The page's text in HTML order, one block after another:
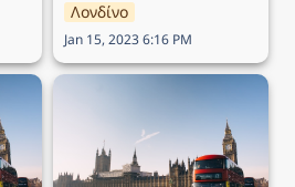
Λονδίνο
Jan 15, 2023 6:16 PM
Ταξίδι στο Λονδίνο → 5
ημέρες από 215€,
αεροπορικά και διαμονή